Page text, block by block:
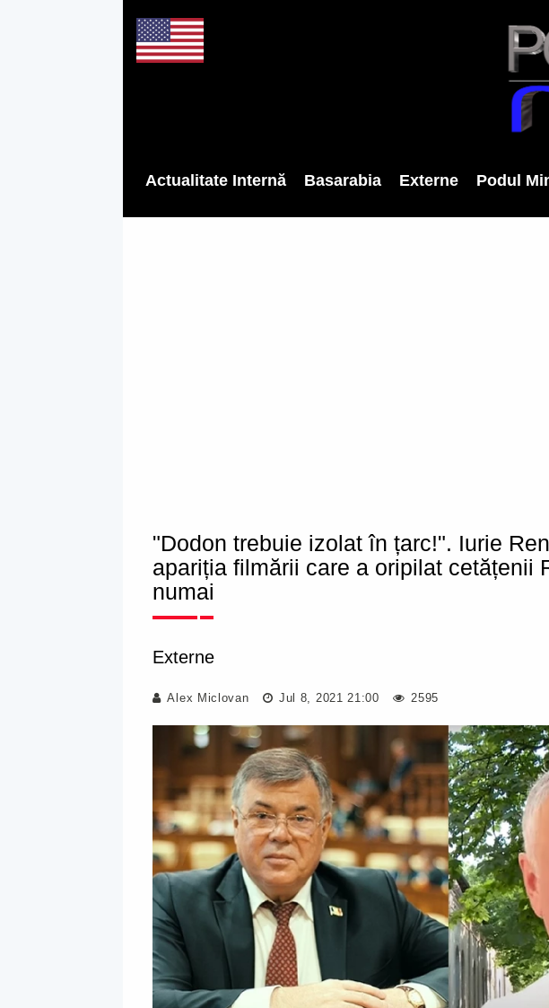
Actualitate Internă Basarabia Externe Podul
"Dodon trebuie izolat în țarc!". Iurie
apariția filmării care a oripilat cetățenii
numai
Externe
Alex Miclovan Jul 8, 2021 21:00 2595